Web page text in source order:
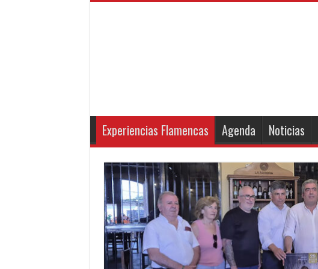
Experiencias Flamencas Agenda Noticias